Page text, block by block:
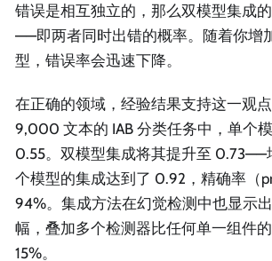
错误是相互独立的，那么双模型集成
——即两者同时出错的概率。随着你增
型，错误率会迅速下降。
在正确的领域，经验结果支持这一观
9,000 文本的 IAB 分类任务中，单个
0.55。双模型集成将其提升至 0.73——
个模型的集成达到了 0.92，精确率（
94%。集成方法在幻觉检测中也显示
幅，叠加多个检测器比任何单一组件
15%。